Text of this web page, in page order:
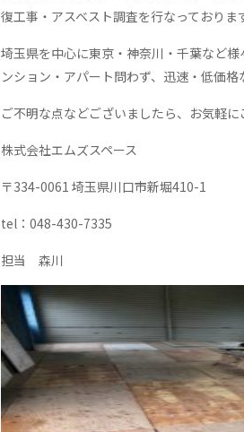
復工事・アスベスト調査を行なっておりま
埼玉県を中心に東京・神奈川・千葉など
ンション・アパート問わず、迅速・低価格
ご不明な点などございましたら、お気軽に
株式会社エムズスペース
〒334-0061 埼玉県川口市新堀410-1
tel：048-430-7335
担当 森川